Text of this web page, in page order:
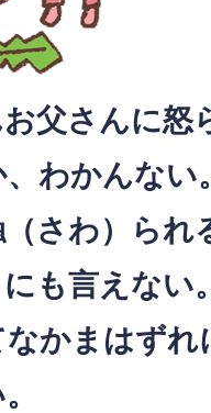
父さんに怒
わかんない
さわ）られ
も言えない
かまはず